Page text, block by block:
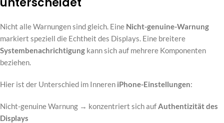
Nicht alle Warnungen sind gleich. Eine Nicht-genuine-Warnung
markiert speziell die Echtheit des Displays. Eine breitere
Systembenachrichtigung kann sich auf mehrere Komponenten
beziehen.
Hier ist der Unterschied im Inneren iPhone-Einstellungen:
Nicht-genuine Warnung → konzentriert sich aufAuthentizität des
Displays